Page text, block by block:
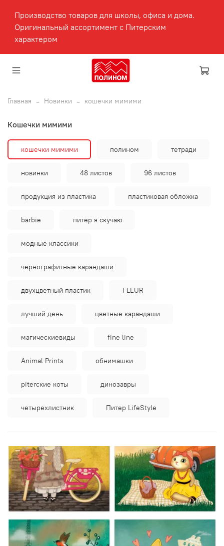
Производство товаров для школы, офиса и дома.
Оригинальный ассортимент с Питерским
характером
Главная Новинки кошечки мимими
кошечки мимими
кошечки мимими полином тетради
новинки 48 листов 96 листов
продукция из пластика пластиковая обложка
barbie питер я скучаю
модные классики
чернографитные карандаши
двухцветный пластик FLEUR
лучший день цветные карандаши
магическиевиды fine line
Animal Prints обнимашки
piterские коты динозавры
четырехлистник Питер LifeStyle